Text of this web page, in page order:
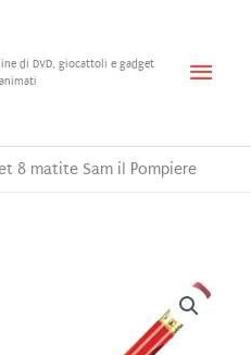
di DVD, giocattoli e gadget
Menu
8 matite Sam il Pompiere